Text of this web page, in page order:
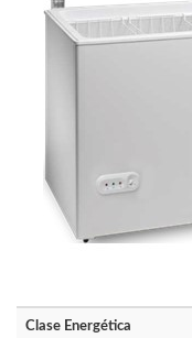
Clase Energética